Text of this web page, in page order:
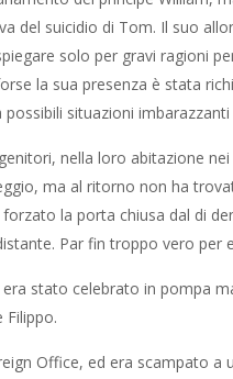
del suicidio di Tom. Il suo
solo per gravi ragioni
la sua presenza è stata
situazioni imbarazzanti
nella loro abitazione
ma al ritorno non ha
la porta chiusa dal di
Par fin troppo vero per
stato celebrato in pompa
Filippo.
Office, ed era scampato